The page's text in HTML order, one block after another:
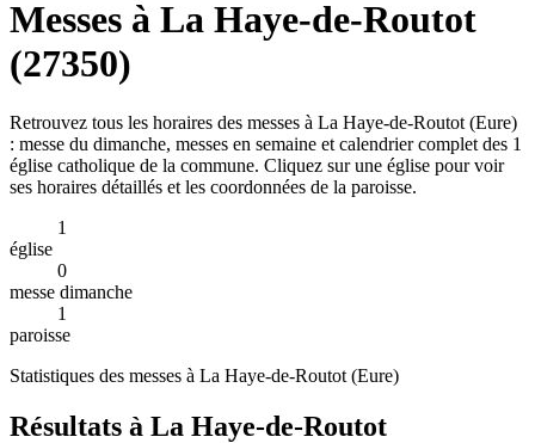
Messes à La Haye-de-Routot
(27350)
Retrouvez tous les horaires des messes à La Haye-de-Routot (Eure)
: messe du dimanche, messes en semaine et calendrier complet des 1
église catholique de la commune. Cliquez sur une église pour voir
ses horaires détaillés et les coordonnées de la paroisse.
1
église
0
messe dimanche
1
paroisse
Statistiques des messes à La Haye-de-Routot (Eure)
Résultats à La Haye-de-Routot